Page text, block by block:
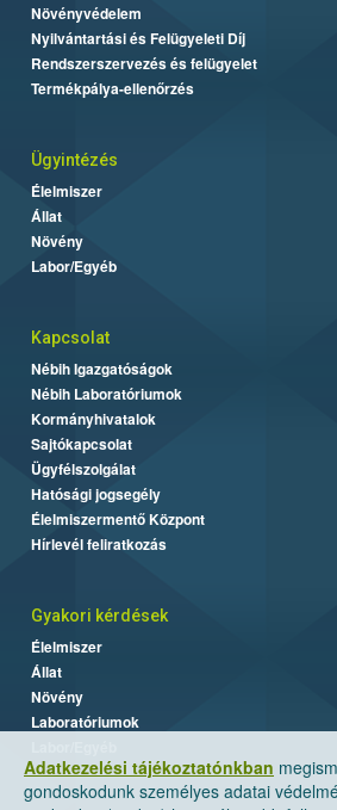
Adatkezelési tájékoztatónkban
gondoskodunk személyes adatai
Növényvédelem
Nyilvántartási és Felügyeleti Díj
Rendszerszervezés és felügyelet
Termékpálya-ellenőrzés
Ügyintézés
Élelmiszer
Állat
Növény
Labor/Egyéb
Kapcsolat
Nébih Igazgatóságok
Nébih Laboratóriumok
Kormányhivatalok
Sajtókapcsolat
Ügyfélszolgálat
Hatósági jogsegély
Élelmiszermentő Központ
Hírlevél feliratkozás
Gyakori kérdések
Élelmiszer
Állat
Növény
Laboratóriumok